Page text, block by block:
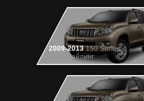
2009-2013150 Series
дорестайлинг